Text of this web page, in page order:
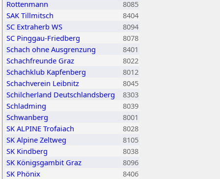
Rottenmann
8085
SAK Tillmitsch
8404
SC Extraherb WS
8094
SC Pinggau-Friedberg
8078
Schach ohne Ausgrenzung
8401
Schachfreunde Graz
8022
Schachklub Kapfenberg
8012
Schachverein Leibnitz
8045
Schilcherland Deutschlandsberg
8303
Schladming
8039
Schwanberg
8001
SK ALPINE Trofaiach
8028
SK Alpine Zeltweg
8105
SK Kindberg
8038
SK Königsgambit Graz
8096
SK Phönix
8406